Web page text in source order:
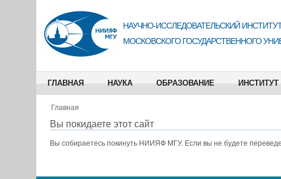
НАУЧНО-ИССЛЕДОВАТЕЛЬСКИЙ
МОСКОВСКОГО ГОСУДАРСТВЕННОГО
ГЛАВНАЯ НАУКА ОБРАЗОВАНИЕ ИНСТИТУТ
Главная
Вы покидаете этот сайт
Вы собираетесь покинуть НИИЯФ МГУ. Если вы не будете